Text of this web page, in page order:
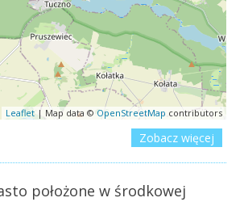
Leaflet| Map data © OpenStreetMap contributors
Zobacz więcej
położone w środkowej